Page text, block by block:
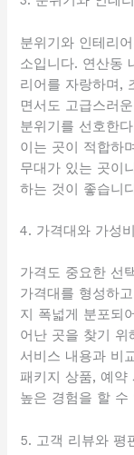
분위기와 인테리
소입니다. 연산동
리어를 자랑하며,
면서도 고급스러
분위기를 선호한
이는 곳이 적합하
무대가 있는 곳이
하는 것이 좋습니
4. 가격대와 가성비
가격도 중요한 선
가격대를 형성하
지 폭넓게 분포되
어난 곳을 찾기 위
서비스 내용과 비
패키지 상품, 예약
높은 경험을 할 수
5. 고객 리뷰와 평